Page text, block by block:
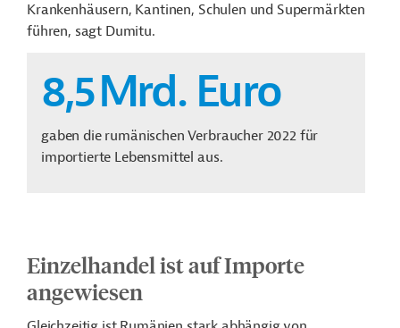
Krankenhäusern, Kantinen, Schulen und Supermärkten
führen, sagt Dumitu.
8,5Mrd. Euro
gaben die rumänischen Verbraucher 2022 für
importierte Lebensmittel aus.
Einzelhandel ist auf Importe
angewiesen